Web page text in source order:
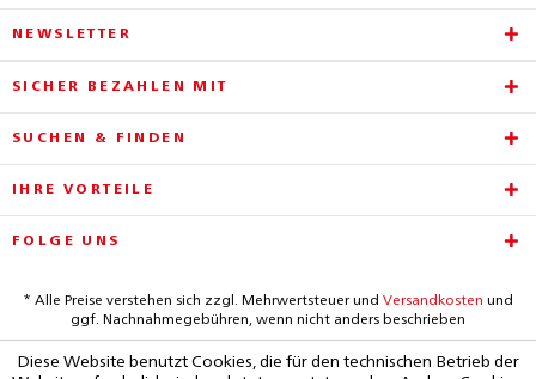
NEWSLETTER
SICHER BEZAHLEN MIT
SUCHEN & FINDEN
IHRE VORTEILE
FOLGE UNS
* Alle Preise verstehen sich zzgl. Mehrwertsteuer und Versandkosten und
ggf. Nachnahmegebühren, wenn nicht anders beschrieben
Diese Website benutzt Cookies, die für den technischen Betrieb der